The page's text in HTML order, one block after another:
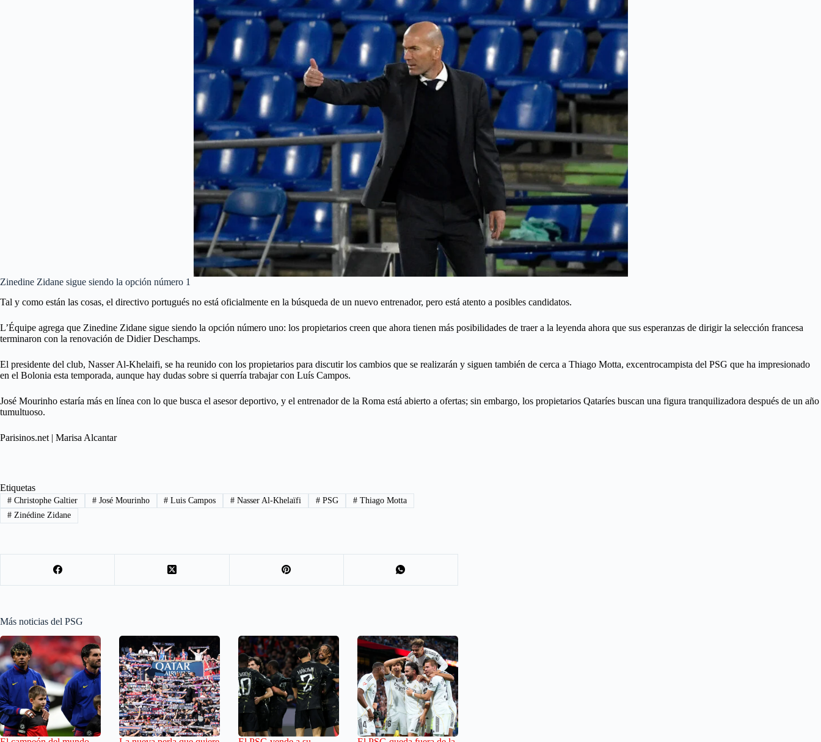
Zinedine Zidane sigue siendo la opción número 1
Tal y como están las cosas, el directivo portugués no está oficialmente en la búsqueda de un nuevo entrenador, pero está atento a posibles candidatos.
L’Équipe agrega que Zinedine Zidane sigue siendo la opción número uno: los propietarios creen que ahora tienen más posibilidades de traer a la leyenda ahora que sus esperanzas de dirigir la selección francesa
terminaron con la renovación de Didier Deschamps.
El presidente del club, Nasser Al-Khelaifi, se ha reunido con los propietarios para discutir los cambios que se realizarán y siguen también de cerca a Thiago Motta, excentrocampista del PSG que ha impresionado
en el Bolonia esta temporada, aunque hay dudas sobre si querría trabajar con Luís Campos.
José Mourinho estaría más en línea con lo que busca el asesor deportivo, y el entrenador de la Roma está abierto a ofertas; sin embargo, los propietarios Qataríes buscan una figura tranquilizadora después de un año
tumultuoso.
Parisinos.net | Marisa Alcantar
Etiquetas
#Christophe Galtier #José Mourinho # Luis Campos # Nasser Al-Khelaïfi # PSG #Thiago Motta
#Zinédine Zidane
Más noticias del PSG